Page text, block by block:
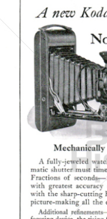
Kodak